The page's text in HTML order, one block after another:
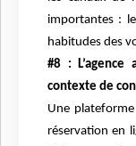
importantes :
habitudes des
#8 :
contexte de
Une
réservation en